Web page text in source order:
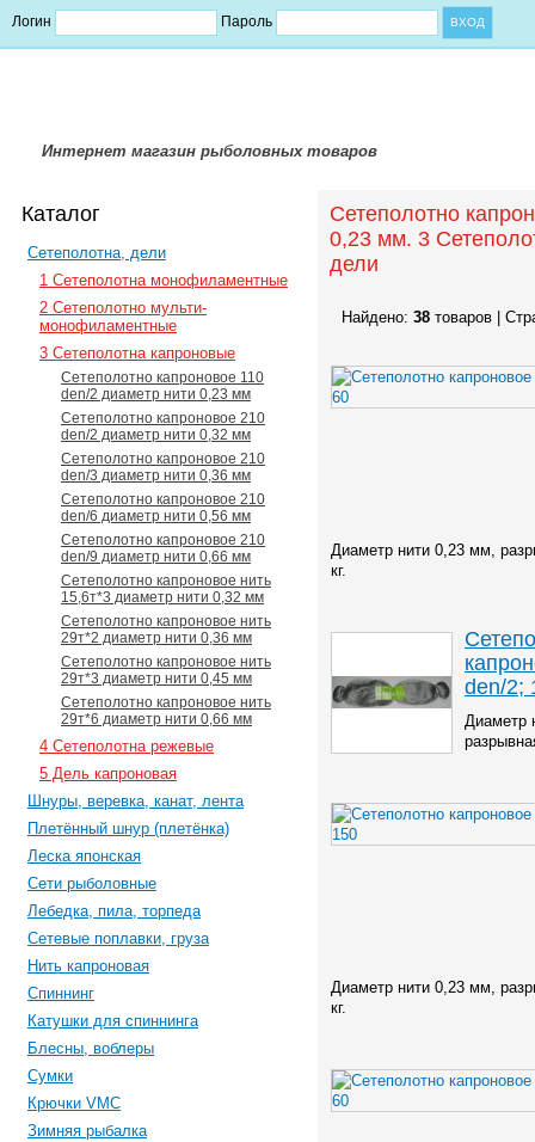
Логин Пароль
Интернет магазин рыболовных товаров
Каталог
Сетеполотна, дели
1 Сетеполотна монофиламентные
2 Сетеполотно мульти-
монофиламентные
3 Сетеполотна капроновые
Сетеполотно капроновое 110
den/2 диаметр нити 0,23 мм
Сетеполотно капроновое 210
den/2 диаметр нити 0,32 мм
Сетеполотно капроновое 210
den/3 диаметр нити 0,36 мм
Сетеполотно капроновое 210
den/6 диаметр нити 0,56 мм
Сетеполотно капроновое 210
den/9 диаметр нити 0,66 мм
Сетеполотно капроновое нить
15,6т*3 диаметр нити 0,32 мм
Сетеполотно капроновое нить
29т*2 диаметр нити 0,36 мм
Сетеполотно капроновое нить
29т*3 диаметр нити 0,45 мм
Сетеполотно капроновое нить
29т*6 диаметр нити 0,66 мм
4 Сетеполотна режевые
5 Дель капроновая
Шнуры, веревка, канат, лента
Плетённый шнур (плетёнка)
Леска японская
Сети рыболовные
Лебедка, пила, торпеда
Сетевые поплавки, груза
Нить капроновая
Спиннинг
Катушки для спиннинга
Блесны, воблеры
Сумки
Крючки VMC
Зимняя рыбалка
Сетеполотно
0,23 мм. 3
дели
Найдено: 38товаров |
Диаметр нити 0,23 мм,
кг.
den/2;
Диаметр
Диаметр нити 0,23 мм,
кг.